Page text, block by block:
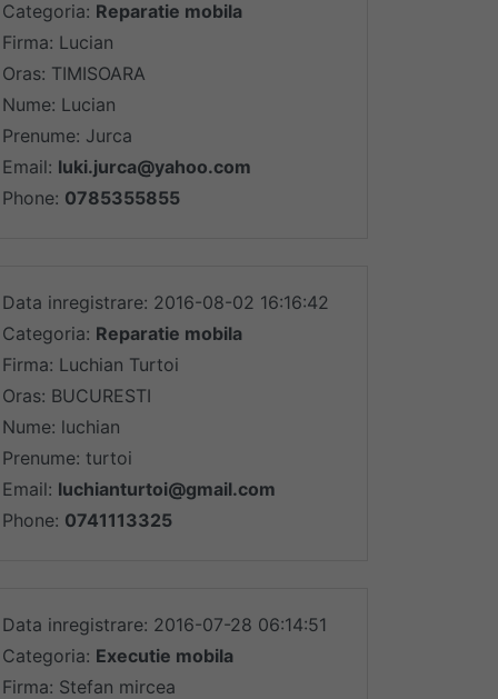
Categoria: Reparatie mobila
Firma: Lucian
Oras: TIMISOARA
Nume: Lucian
Prenume: Jurca
Email: luki.jurca@yahoo.com
Phone: 0785355855
Data inregistrare: 2016-08-02 16:16:42
Categoria: Reparatie mobila
Firma: Luchian Turtoi
Oras: BUCURESTI
Nume: luchian
Prenume: turtoi
Email: luchianturtoi@gmail.com
Phone: 0741113325
Data inregistrare: 2016-07-28 06:14:51
Categoria: Executie mobila
Firma: Stefan mircea